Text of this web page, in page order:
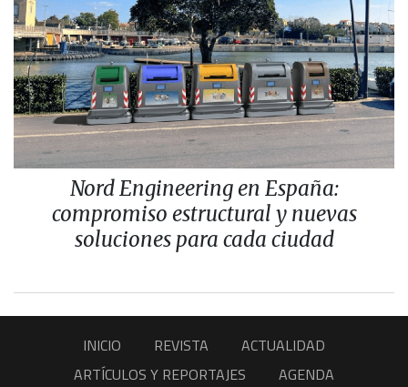
Nord Engineering en España:
compromiso estructural y nuevas
soluciones para cada ciudad
INICIO REVISTA
ACTUALIDAD
ARTÍCULOS Y REPORTAJES
AGENDA